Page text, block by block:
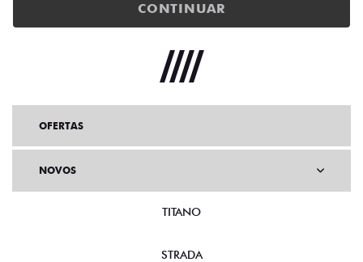
CONTINUAR
OFERTAS
NOVOS
TITANO
STRADA